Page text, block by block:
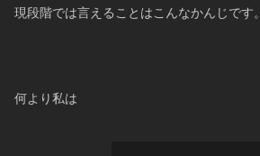
現段階では言えることはこんなかんじです。
何より私は